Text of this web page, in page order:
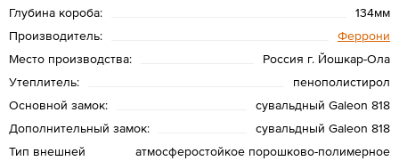
Глубина короба:
134мм
Производитель:
Феррони
Место производства:
Россия г. Йошкар-Ола
Утеплитель:
пенополистирол
Основной замок:
сувальдный Galeon 818
Дополнительный замок:
сувальдный Galeon 818
Тип внешней
атмосферостойкое порошково-полимерное